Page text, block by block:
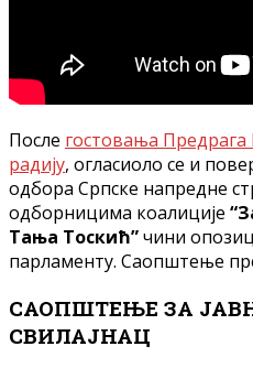
После гостовања
радију, огласиоло се и
одбора Српске напредне
одборницима коалиције
Тања Тоскић”чини
парламенту. Саопштење
САОПШТЕЊЕ ЗА
СВИЛАЈНАЦ